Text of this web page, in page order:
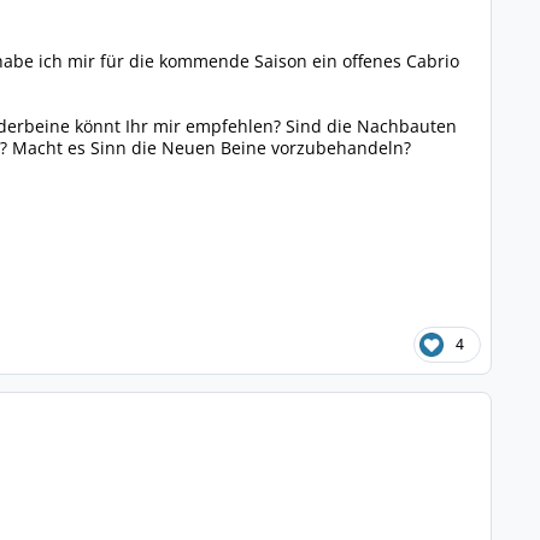
ich mir für die kommende Saison ein offenes Cabrio
könnt Ihr mir empfehlen? Sind die Nachbauten
es Sinn die Neuen Beine vorzubehandeln?
4